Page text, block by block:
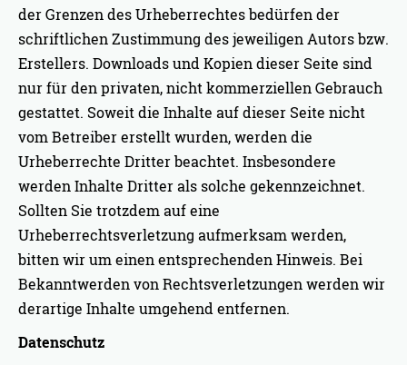
der Grenzen des Urheberrechtes bedürfen der
schriftlichen Zustimmung des jeweiligen Autors bzw.
Erstellers. Downloads und Kopien dieser Seite sind
nur für den privaten, nicht kommerziellen Gebrauch
gestattet. Soweit die Inhalte auf dieser Seite nicht
vom Betreiber erstellt wurden, werden die
Urheberrechte Dritter beachtet. Insbesondere
werden Inhalte Dritter als solche gekennzeichnet.
Sollten Sie trotzdem auf eine
Urheberrechtsverletzung aufmerksam werden,
bitten wir um einen entsprechenden Hinweis. Bei
Bekanntwerden von Rechtsverletzungen werden wir
derartige Inhalte umgehend entfernen.
Datenschutz